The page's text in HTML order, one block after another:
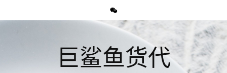
巨鲨鱼货代